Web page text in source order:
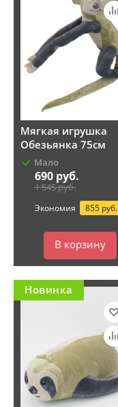
Мягкая игрушка
Обезьянка 75см
Мало
690руб.
1 545руб.
Экономия 855 руб.
В корзину
Новинка